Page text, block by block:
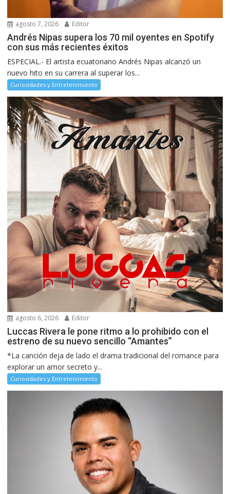
agosto 7, 2026 Editor
Andrés Nipas supera los 70 mil oyentes en Spotify
con sus más recientes éxitos
ESPECIAL.- El artista ecuatoriano Andrés Nipas alcanzó un
nuevo hito en su carrera al superar los...
Curiosidades y Entretenimiento
agosto 6, 2026 Editor
Luccas Rivera le pone ritmo a lo prohibido con el
estreno de su nuevo sencillo “Amantes”
*La canción deja de lado el drama tradicional del romance para
explorar un amor secreto y...
Curiosidades y Entretenimiento